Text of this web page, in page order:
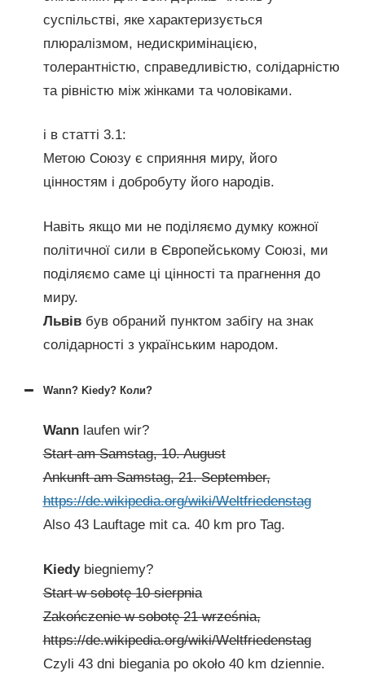
суспільстві, яке характеризується
плюралізмом, недискримінацією,
толерантністю, справедливістю, солідарністю
та рівністю між жінками та чоловіками.
і в статті 3.1:
Метою Союзу є сприяння миру, його
цінностям і добробуту його народів.
Навіть якщо ми не поділяємо думку кожної
політичної сили в Європейському Союзі, ми
поділяємо саме ці цінності та прагнення до
миру.
Львівбув обраний пунктом забігу на знак
солідарності з українським народом.
Wann? Kiedy? Коли?
Wannlaufen wir?
Start am Samstag, 10. August
Ankunft am Samstag, 21. September,
https://de.wikipedia.org/wiki/Weltfriedenstag
Also 43 Lauftage mit ca. 40 km pro Tag.
Kiedybiegniemy?
Start w sobotę 10 sierpnia
Zakończenie w sobotę 21 września,
https://de.wikipedia.org/wiki/Weltfriedenstag
Czyli 43 dni biegania po około 40 km dziennie.